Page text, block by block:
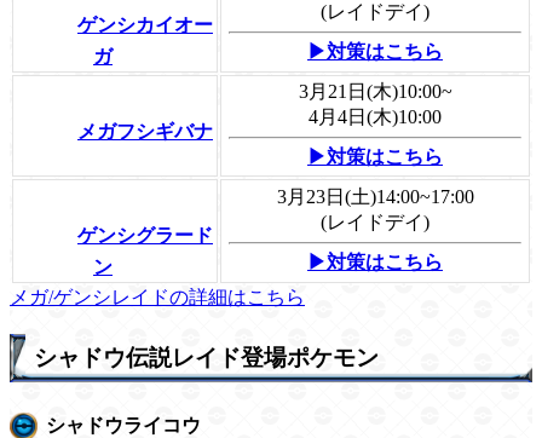
ゲンシカイオー
ガ
(レイドデイ)
▶対策はこちら
メガフシギバナ
3月21日(木)10:00~
4月4日(木)10:00
▶対策はこちら
ゲンシグラード
ン
3月23日(土)14:00~17:00
(レイドデイ)
▶対策はこちら
メガ/ゲンシレイドの詳細はこちら
シャドウ伝説レイド登場ポケモン
シャドウライコウ